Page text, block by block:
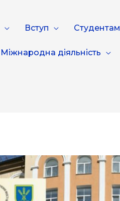
Вступ Студентам
Міжнародна діяльність